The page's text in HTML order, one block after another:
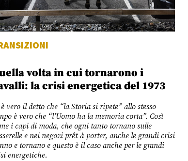
volta in cui tornarono i
la crisi energetica del 1973
è vero il detto che “la Storia si ripete” allo stesso
è vero che “l’Uomo ha la memoria corta”. Così
i capi di moda, che ogni tanto tornano sulle
e nei negozi prêt-à-porter, anche le grandi crisi
e tornano e questo è il caso anche per le grandi
energetiche.